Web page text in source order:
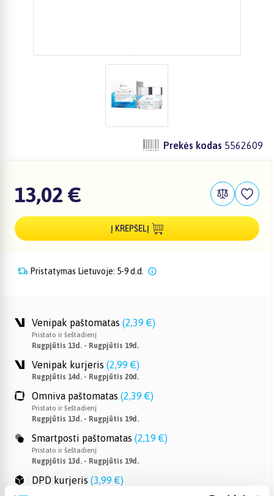
Prekės kodas 5562609
13,02 €
Į KREPŠELĮ
Pristatymas Lietuvoje: 5-9 d.d.
Venipak paštomatas (2,39 €)
Pristato ir šeštadienį
Rugpjūtis 13d. - Rugpjūtis 19d.
Venipak kurjeris (2,99 €)
Rugpjūtis 14d. - Rugpjūtis 20d.
Omniva paštomatas (2,39 €)
Pristato ir šeštadienį
Rugpjūtis 13d. - Rugpjūtis 19d.
Smartposti paštomatas (2,19 €)
Pristato ir šeštadienį
Rugpjūtis 13d. - Rugpjūtis 19d.
DPD kurjeris (3,99 €)